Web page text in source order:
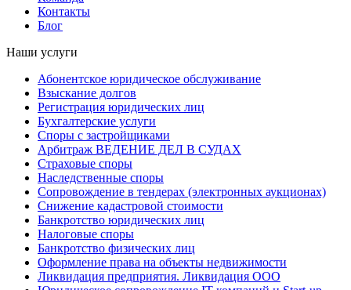
Контакты
Блог
Наши услуги
Абонентское юридическое обслуживание
Взыскание долгов
Регистрация юридических лиц
Бухгалтерские услуги
Споры с застройщиками
Арбитраж ВЕДЕНИЕ ДЕЛ В СУДАХ
Страховые споры
Наследственные споры
Сопровождение в тендерах (электронных аукционах)
Снижение кадастровой стоимости
Банкротство юридических лиц
Налоговые споры
Банкротство физических лиц
Оформление права на объекты недвижимости
Ликвидация предприятия. Ликвидация ООО